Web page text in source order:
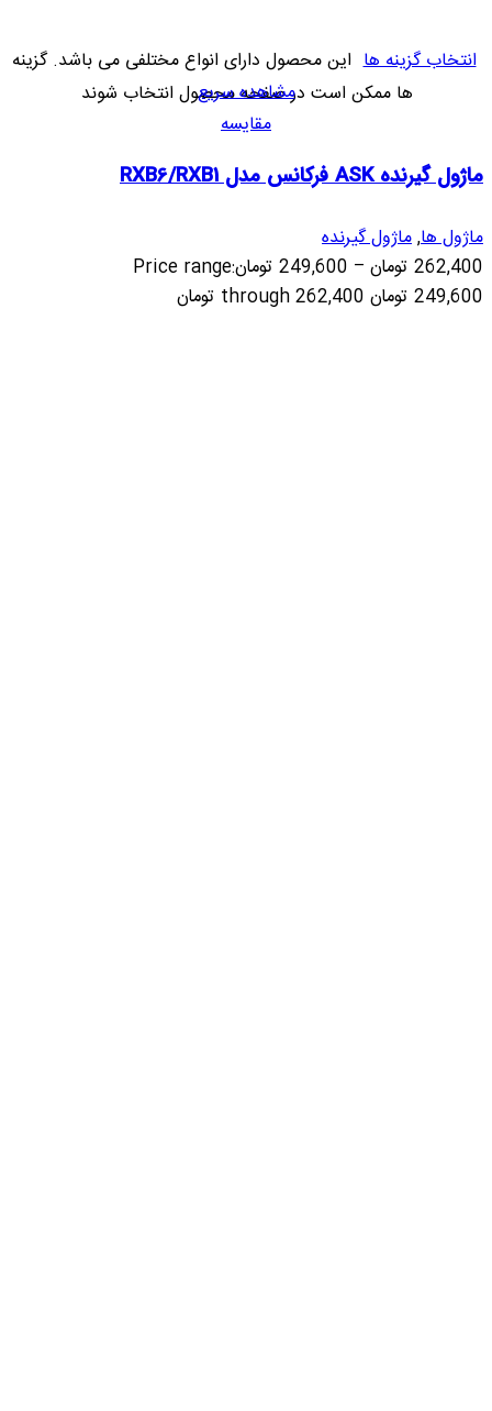
انتخاب گزینه ها این محصول دارای انواع مختلفی می باشد. گزینه
ها ممکن است در صفحه محصول انتخاب شوند
مشاهده سریع
مقایسه
ماژول گیرنده ASK فرکانس مدل RXB6/RXB1
ماژول ها,ماژول گیرنده
262,400 تومان –
249,600 تومانPrice range:
249,600 تومان through 262,400 تومان